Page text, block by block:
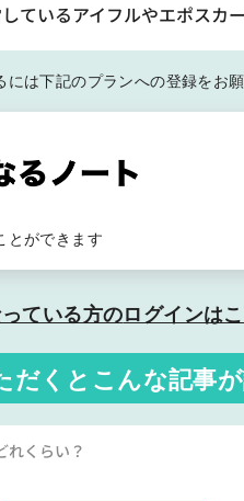
ているアイフルやエポスカ
には下記のプランへの登録をお
とができます
ている方のログインは
だくと こんな記事
れくらい？